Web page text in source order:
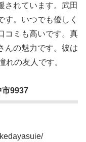
されています。武田
す。いつでも優しく
コミも高いです。真
んの魅力です。彼は
れの友人です。
市9937